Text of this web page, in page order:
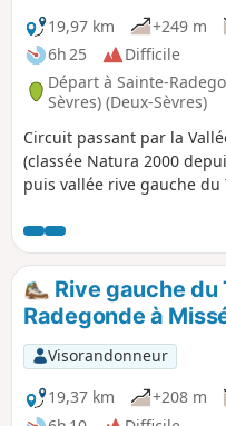
19,97 km +249 m
6h 25
Difficile
Départ à Sainte-
Sèvres) (Deux-Sèvres)
Circuit passant par la
(classée Natura 2000
puis vallée rive gauche du
Saint-Jacques-de-Thouars
du Thouet, puis Saint-
Cirque de Missé et retour
droite du Thouet par le
randonnée offre en outre
ville de Thouars, avec ses
historiques et la richesse
patrimoniale.
Rive gauche
Radegonde à
Visorandonneur
19,37 km
+208 m